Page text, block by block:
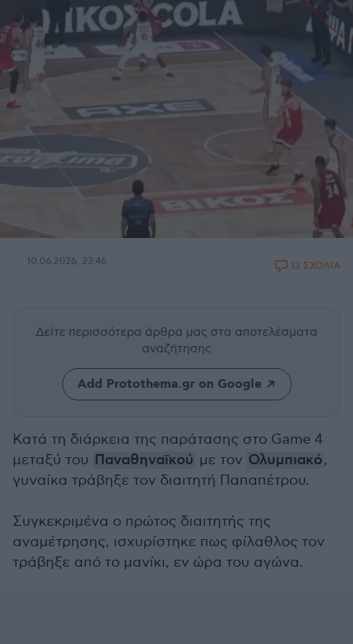
10.06.2026, 23:46 13 ΣΧΟΛΙΑ
Δείτε περισσότερα άρθρα μας στα αποτελέσματα
αναζήτησης
Add Protothema.gr on Google
Κατά τη διάρκεια της παράτασης στο Game 4
μεταξύ του Παναθηναϊκού με τον Ολυμπιακό,
γυναίκα τράβηξε τον διαιτητή Παπαπέτρου.
Συγκεκριμένα ο πρώτος διαιτητής της
αναμέτρησης, ισχυρίστηκε πως φίλαθλος τον
τράβηξε από το μανίκι, εν ώρα του αγώνα.